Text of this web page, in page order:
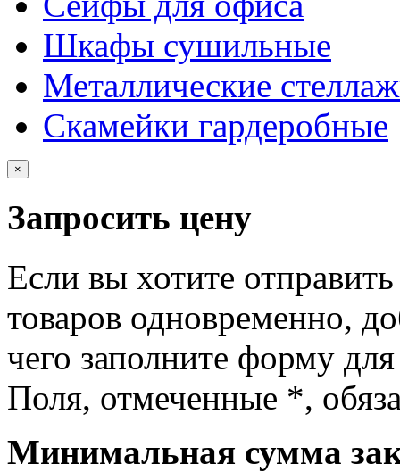
Шкафы сушильные
Металлические
Скамейки гардеробные
×
Запросить цену
Если вы хотите
товаров одновременно,
чего заполните форму
Поля, отмеченные *,
Минимальная сумма